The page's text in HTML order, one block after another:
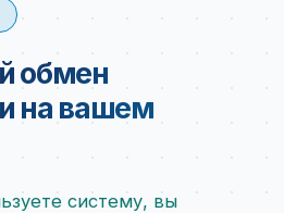
обмен
на вашем
систему, вы